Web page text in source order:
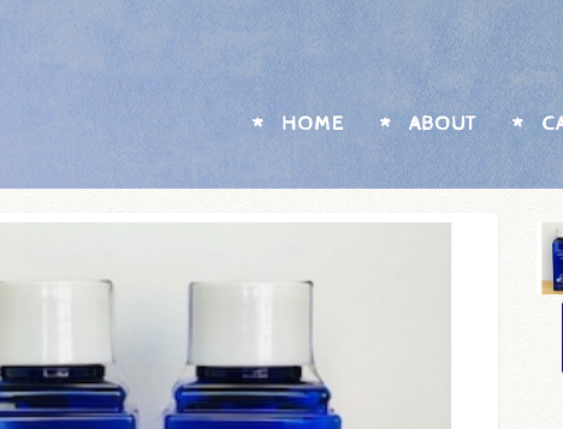
HOME ABOUT